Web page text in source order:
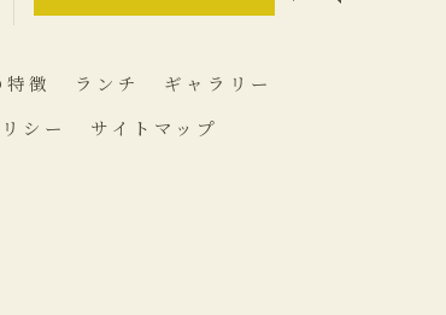
特徴 ランチ
ギャラリー
シー サイトマップ